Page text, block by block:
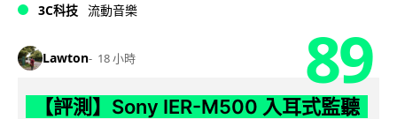
3C科技 流動音樂
Lawton 18 小時 89
【評測】Sony IER-M500 入耳式監聽